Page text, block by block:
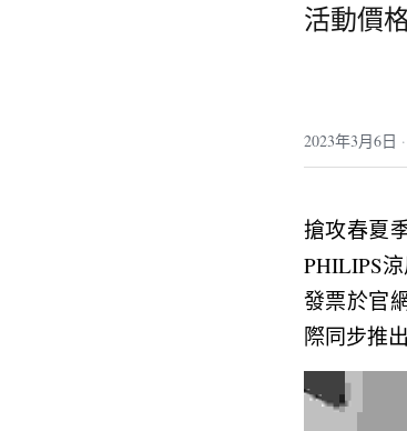
活動價
2023年3月6日 ·
搶攻春夏
PHILIPS
發票於官
際同步推